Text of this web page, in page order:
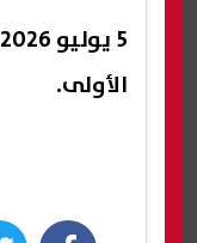
الأولى.